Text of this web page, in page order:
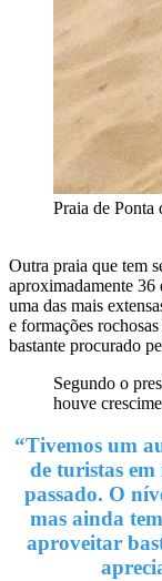
Praia de Ponta
Outra praia que tem
aproximadamente 36
uma das mais
e formações
bastante procurado
Segundo o
houve
“Tivemos um
de turistas
passado. O
mas ainda
aproveitar